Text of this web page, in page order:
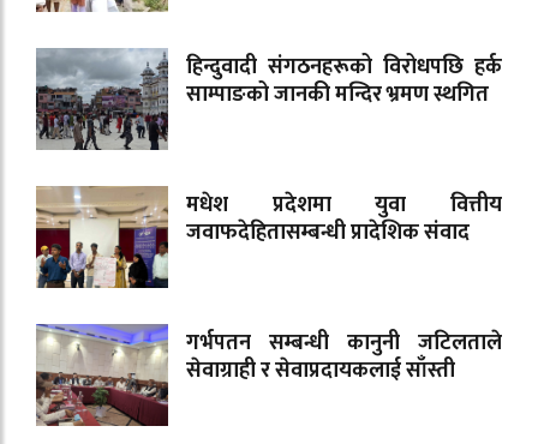
हिन्दुवादी संगठनहरूको विरोधपछि हर्क
साम्पाङको जानकी मन्दिर भ्रमण स्थगित
मधेश प्रदेशमा युवा वित्तीय
जवाफदेहितासम्बन्धी प्रादेशिक संवाद
गर्भपतन सम्बन्धी कानुनी जटिलताले
सेवाग्राही र सेवाप्रदायकलाई साँस्ती